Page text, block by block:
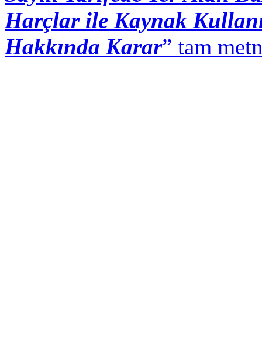
Harçlar ile Kaynak Kullan
Hakkında Karar” tam